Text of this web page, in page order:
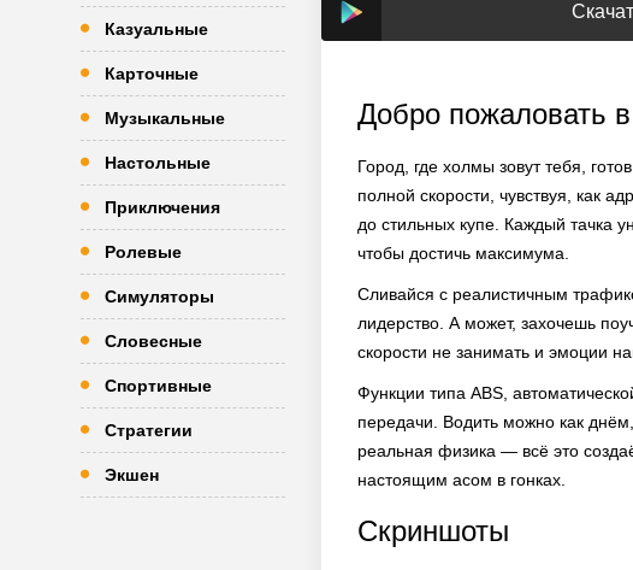
Казуальные
Карточные
Музыкальные
Настольные
Приключения
Ролевые
Симуляторы
Словесные
Спортивные
Стратегии
Экшен
Добро пожаловать в
Город, где холмы зовут тебя,
полной скорости, чувствуя, как
до стильных купе. Каждый тачка
чтобы достичь максимума.
Сливайся с реалистичным
лидерство. А может, захочешь
скорости не занимать и эмоции
Функции типа ABS,
передачи. Водить можно как
реальная физика — всё это
настоящим асом в гонках.
Скриншоты